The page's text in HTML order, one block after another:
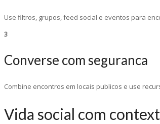
Use filtros, grupos, feed social e eventos para
3
Converse com seguranca
Combine encontros em locais publicos e use
Vida social com